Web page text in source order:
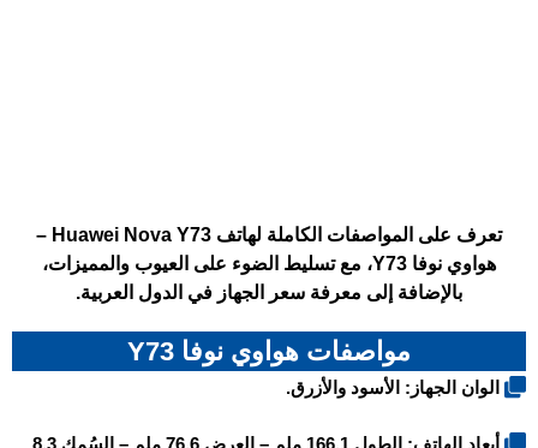
تعرف على المواصفات الكاملة لهاتف Huawei Nova Y73 –
هواوي نوفا Y73، مع تسليط الضوء على العيوب والمميزات،
بالإضافة إلى معرفة سعر الجهاز في الدول العربية.
مواصفات هواوي نوفا Y73
الوان الجهاز: الأسود والأزرق.
أبعاد الهاتف: الطول 166.1 ملم – العرض 76.6 ملم – السُمك 8.3